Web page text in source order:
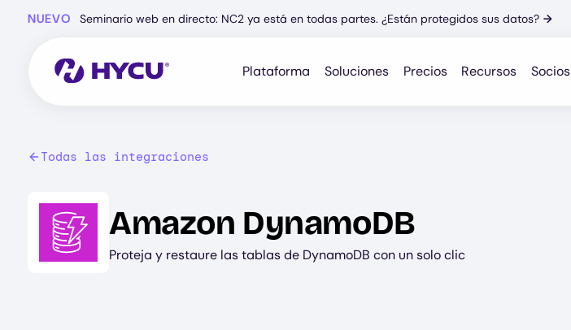
NUEVO Seminario web en directo: NC2 ya está en todas partes. ¿Están protegidos sus datos? →
Plataforma Soluciones Precios Recursos Socios
Todas las integraciones
Image
Amazon DynamoDB
Proteja y restaure las tablas de DynamoDB con un solo clic